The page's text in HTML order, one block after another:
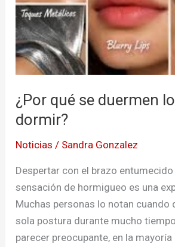
¿Por qué se duermen
dormir?
Noticias / Sandra Gonzalez
Despertar con el brazo entumecido
sensación de hormigueo es una
Muchas personas lo notan cuando
sola postura durante mucho
parecer preocupante, en la